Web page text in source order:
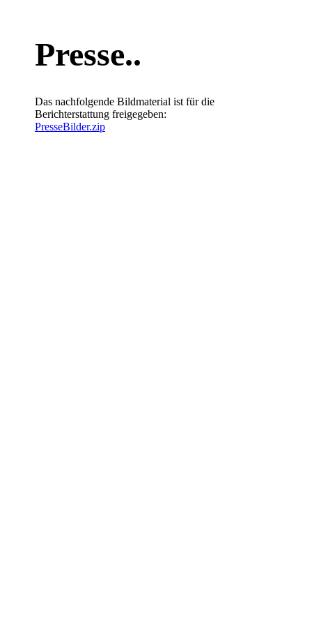
Presse..
Das nachfolgende Bildmaterial ist für die
Berichterstattung freigegeben:
PresseBilder.zip